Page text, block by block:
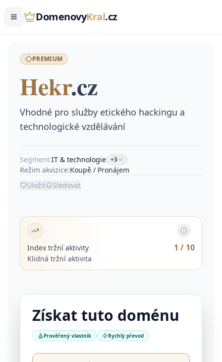
DomenovyKral.cz
PREMIUM
Hekr.cz
Vhodné pro služby etického hackingu a
technologické vzdělávání
Segment:IT & technologie +3
Režim akvizice:Koupě / Pronájem
Uložit
Sledovat
Index tržní aktivity 1 / 10
Klidná tržní aktivita
Získat tuto doménu
Prověřený vlastník Rychlý převod